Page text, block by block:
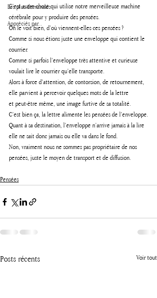
Les plus demandés
Appréciés par...
C’est autre chose qui utilise notre merveilleuse machine
cérébrale pour y produire des pensées.
On le voit bien, d’où viennent-elles ces pensées ?
Comme si nous étions juste une enveloppe qui contient le
courrier.
Comme si parfois l’enveloppe très attentive et curieuse
voulait lire le courrier qu’elle transporte.
Alors à force d’attention, de contorsion, de retournement,
elle parvient à percevoir quelques mots de la lettre
et peut-être même, une image furtive de sa totalité.
C’est bien ça, la lettre alimente les pensées de l’enveloppe.
Quant à sa destination, l’enveloppe n’arrive jamais à la lire
elle ne sait donc jamais ou elle va dans le fond.
Non, vraiment nous ne sommes pas propriétaire de nos
pensées, juste le moyen de transport et de diffusion.
Pensées
Posts récents Voir tout